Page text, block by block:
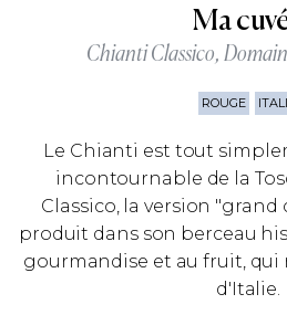
Ma
Chianti Classico,
ROUGE
Le Chianti est tout
incontournable de la
Classico, la version "grand
produit dans son berceau
gourmandise et au fruit, qui
d'Italie.